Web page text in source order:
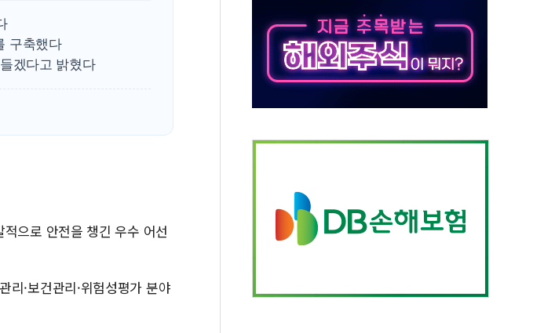
한상협, 업계 개인정보 보안 새판 짠다…'자율규제단체' 타진
구축했다
겠다고 밝혔다
으로 안전을 챙긴 우수 어선
·보건관리·위험성평가 분야